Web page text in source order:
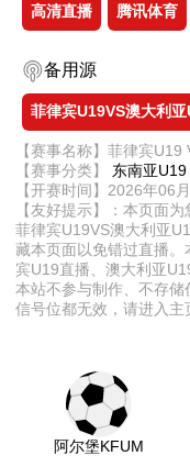
高清直播 腾讯体育
备用源
菲律宾U19VS澳大利
【赛事名称】菲律宾
【赛事分类】 东南亚U19
【开赛时间】2026年06
【友好提示】：本页面
菲律宾U19VS澳大利亚
藏本页面以免错过直播
宾U19直播、澳大利亚
本站不参与制作、不存
信号位都无效，请进入主
阿尔堡KFUM